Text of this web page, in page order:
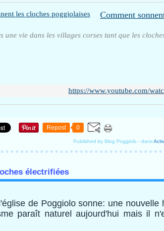
une vie dans les villages corses tant que les
https://www.youtube.com/
Repost 0
Published by Blog Poggiolo - dans
électrifiées
de Poggiolo sonne: une nouvelle
paraît naturel aujourd'hui mais il